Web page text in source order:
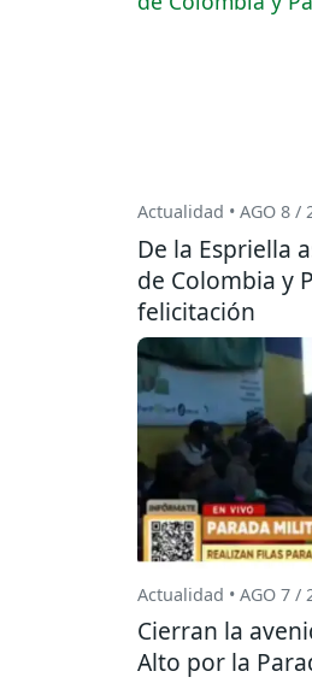
Actualidad • AGO 8 /
De la Espriella
de Colombia y
felicitación
Actualidad • AGO 7 /
Cierran la
Alto por la